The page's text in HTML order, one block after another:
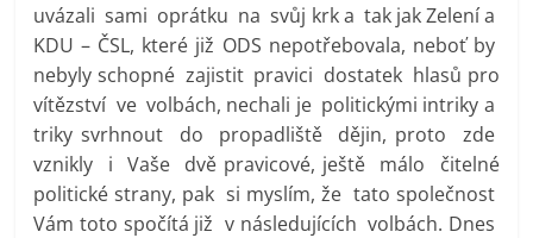
uvázali sami oprátku na svůj krk a tak jak Zelení a
KDU – ČSL, které již ODS nepotřebovala, neboť by
nebyly schopné zajistit pravici dostatek hlasů pro
vítězství ve volbách, nechali je politickými intriky a
triky svrhnout do propadliště dějin, proto zde
vznikly i Vaše dvě pravicové, ještě málo čitelné
politické strany, pak si myslím, že tato společnost
Vám toto spočítá již v následujících volbách. Dnes